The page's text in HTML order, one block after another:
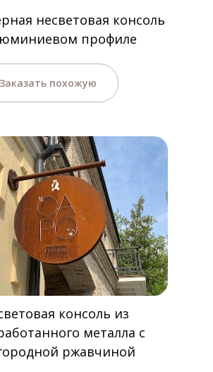
несветовая консоль
профиле
Заказать похожую
консоль из
металла с
ржавчиной